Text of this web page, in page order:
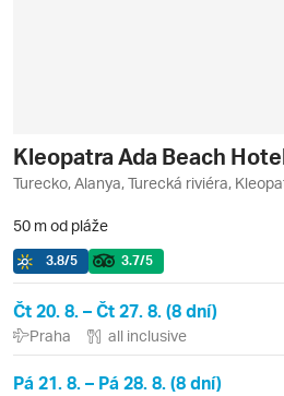
Kleopatra Ada Beach
Turecko, Alanya, Turecká riviéra,
50 m od pláže
3.8/5 3.7/5
Čt 20. 8. – Čt 27. 8. (8 dní)
Praha all inclusive
Pá 21. 8. – Pá 28. 8. (8 dní)